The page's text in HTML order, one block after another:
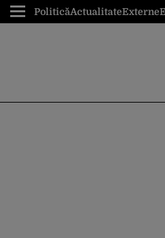
PoliticăActualitateExterne